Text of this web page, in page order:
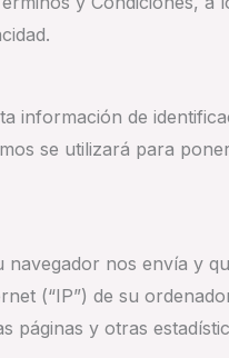
información de
se utilizará para
nos envía y
(“IP”) de su
páginas y otras